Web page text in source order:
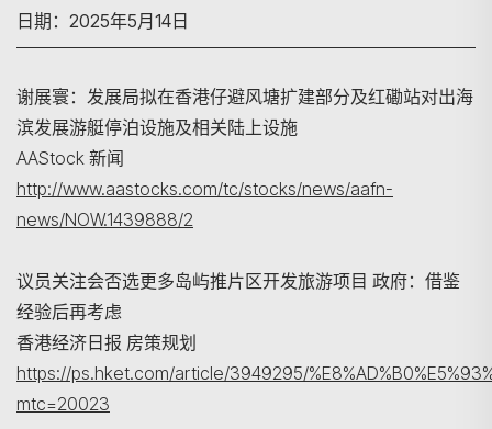
日期：2025年5月14日
谢展寰：发展局拟在香港仔避风塘扩建部分及红磡站对出海
滨发展游艇停泊设施及相关陆上设施
AAStock 新闻
http://www.aastocks.com/tc/stocks/news/aafn-
news/NOW.1439888/2
议员关注会否选更多岛屿推片区开发旅游项目 政府：借鉴
经验后再考虑
香港经济日报 房策规划
https://ps.hket.com/article/3949295/
mtc=20023